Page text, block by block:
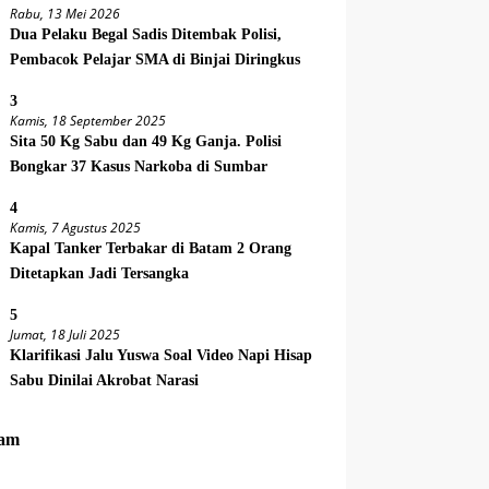
Rabu, 13 Mei 2026
Dua Pelaku Begal Sadis Ditembak Polisi,
Pembacok Pelajar SMA di Binjai Diringkus
3
Kamis, 18 September 2025
Sita 50 Kg Sabu dan 49 Kg Ganja. Polisi
Bongkar 37 Kasus Narkoba di Sumbar
4
Kamis, 7 Agustus 2025
Kapal Tanker Terbakar di Batam 2 Orang
Ditetapkan Jadi Tersangka
5
Jumat, 18 Juli 2025
Klarifikasi Jalu Yuswa Soal Video Napi Hisap
Sabu Dinilai Akrobat Narasi